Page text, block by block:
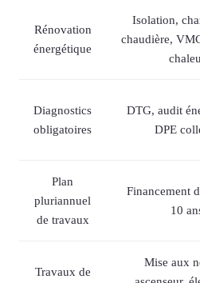
Rénovation
énergétique
Isolation,
chaudière,
Diagnostics
obligatoires
DTG, audit
DPE
Plan
pluriannuel
de travaux
Financement
10
Travaux de
Mise aux